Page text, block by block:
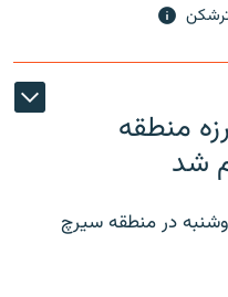
منطقه
در منطقه سیرچ